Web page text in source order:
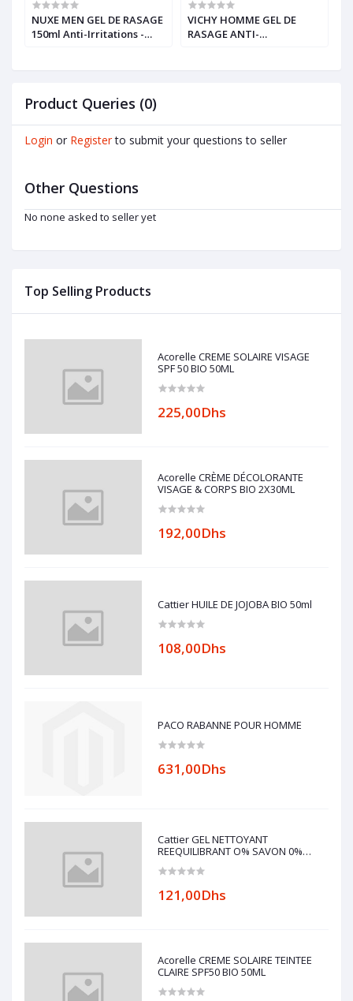
Top Selling Products
Acorelle CREME SOLAIRE VISAGE
SPF 50 BIO 50ML
225,00Dhs
Acorelle CRÈME DÉCOLORANTE
VISAGE & CORPS BIO 2X30ML
192,00Dhs
Cattier HUILE DE JOJOBA BIO 50ml
108,00Dhs
PACO RABANNE POUR HOMME
631,00Dhs
Cattier GEL NETTOYANT
REEQUILIBRANT O% SAVON 0%
121,00Dhs
Acorelle CREME SOLAIRE TEINTEE
CLAIRE SPF50 BIO 50ML
NUXE MEN GEL DE RASAGE
150ml Anti-Irritations -
VICHY HOMME GEL DE
RASAGE ANTI-
Product Queries (0)
Login or Register to submit your questions to seller
Other Questions
No none asked to seller yet